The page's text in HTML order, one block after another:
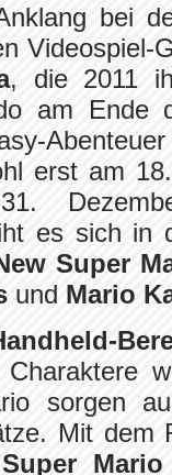
bei
Videospiel-
, die 2011
am Ende
erst am
es sich in
Super
und Mario
Charaktere
sorgen
Mit dem
Super